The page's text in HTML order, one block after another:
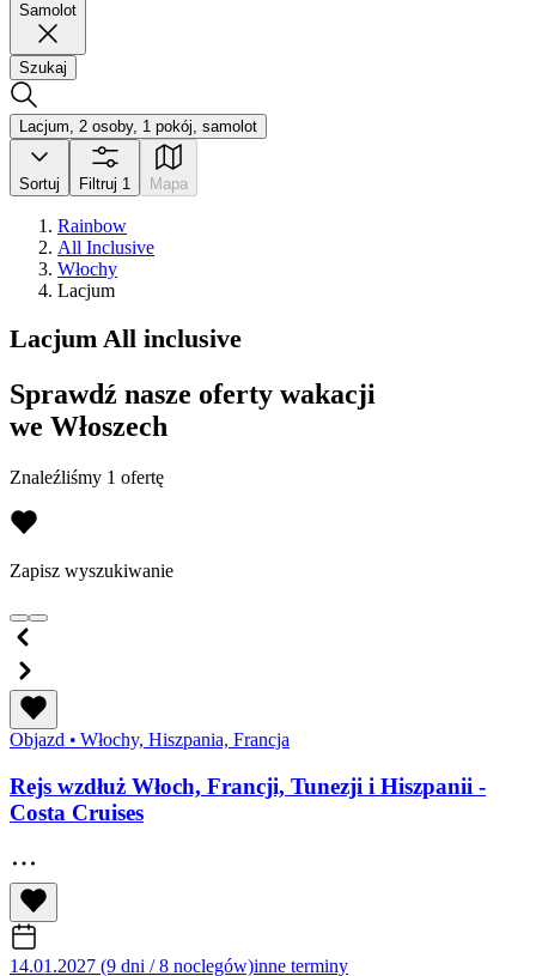
Samolot
Szukaj
Lacjum, 2 osoby, 1 pokój, samolot
Sortuj Filtruj 1 Mapa
Rainbow
All Inclusive
Włochy
Lacjum
Lacjum All inclusive
Sprawdź nasze oferty wakacji
we Włoszech
Znaleźliśmy 1 ofertę
Zapisz wyszukiwanie
Objazd • Włochy, Hiszpania, Francja
Rejs wzdłuż Włoch, Francji, Tunezji i Hiszpanii -
Costa Cruises
14.01.2027 (9 dni / 8 noclegów)inne terminy